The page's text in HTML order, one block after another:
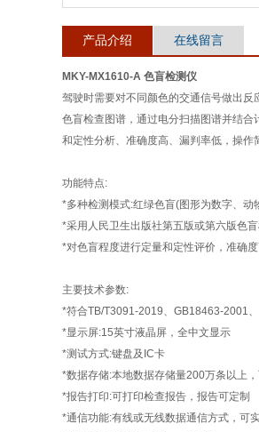
产品介绍 在线留言
MKY-MX1610-A 色盲检测仪
驾驶时需要对不同颜色的交通信号做出
色盲检查图谱，通过电分扫描图谱并结
和定性分析、准确度高、漏判率低，操作
功能特点:
*多种检测模式:红绿色盲(图形为数字、
*采用人民卫生出版社第五版或第六版色
*对色盲程度进行定量和定性评价，准确
主要技术参数:
*符合TB/T3091-2019、GB18463-2001
*显示屏:15英寸液晶屏，全中文显示
*测试方式:键盘及IC卡
*数据存储:本地数据存储量200万条以上
*报告打印:可打印检查报告，报告可定制
*通信功能:有线或无线数据通信方式，可